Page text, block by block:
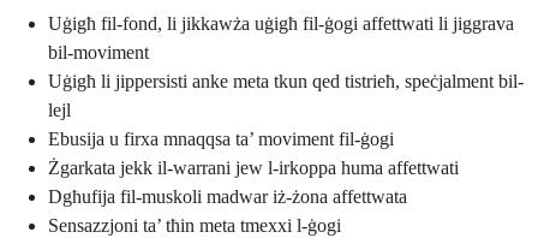
Uġigħ fil-fond, li jikkawża uġigħ fil-ġogi affettwati li jiggrava
bil-moviment
Uġigħ li jippersisti anke meta tkun qed tistrieħ, speċjalment bil-
lejl
Ebusija u firxa mnaqqsa ta’ moviment fil-ġogi
Żgarkata jekk il-warrani jew l-irkoppa huma affettwati
Dgħufija fil-muskoli madwar iż-żona affettwata
Sensazzjoni ta’ tħin meta tmexxi l-ġogi